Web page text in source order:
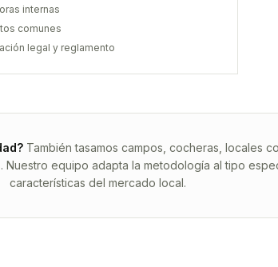
internas
comunes
legal y reglamento
También tasamos campos, cocheras, locales
equipo adapta la metodología al tipo
características del mercado local.